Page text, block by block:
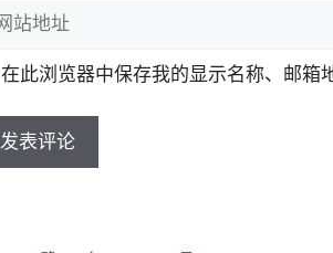
在此浏览器中保存我的显示名称、邮箱